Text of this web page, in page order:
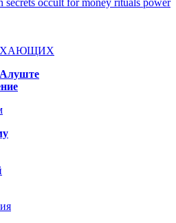
secrets occult for money rituals power